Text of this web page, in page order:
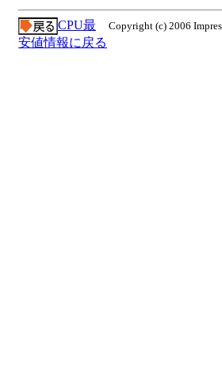
Copyright (c) 2006
CPU最
安値情報に戻る